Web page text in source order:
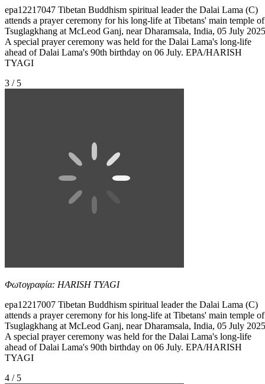
epa12217047 Tibetan Buddhism spiritual leader the Dalai Lama (C)
attends a prayer ceremony for his long-life at Tibetans' main temple of
Tsuglagkhang at McLeod Ganj, near Dharamsala, India, 05 July
A special prayer ceremony was held for the Dalai Lama's long-life
ahead of Dalai Lama's 90th birthday on 06 July. EPA/HARISH
TYAGI
3 / 5
Φωτογραφία: HARISH TYAGI
epa12217007 Tibetan Buddhism spiritual leader the Dalai Lama (C)
attends a prayer ceremony for his long-life at Tibetans' main temple of
Tsuglagkhang at McLeod Ganj, near Dharamsala, India, 05 July
A special prayer ceremony was held for the Dalai Lama's long-life
ahead of Dalai Lama's 90th birthday on 06 July. EPA/HARISH
TYAGI
4 / 5